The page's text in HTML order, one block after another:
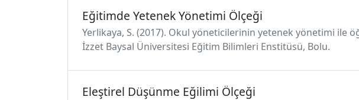
Eğitimde Yetenek Yönetimi Ölçeği
Yerlikaya, S. (2017). Okul yöneticilerinin yetenek yönetimi ile
İzzet Baysal Üniversitesi Eğitim Bilimleri Enstitüsü, Bolu.
Eleştirel Düşünme Eğilimi Ölçeği